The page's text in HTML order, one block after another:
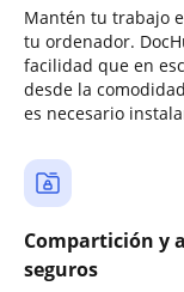
Mantén tu trabajo
tu ordenador.
facilidad que en
desde la
es necesario
Compartición y
seguros